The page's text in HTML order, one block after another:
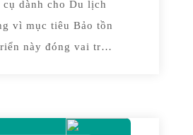
cụ dành cho Du lịch
vì mục tiêu Bảo tồn
này đóng vai trò
và quản lý Du lịch